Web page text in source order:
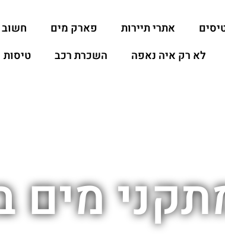
אתרי תיירות פארק מים
לא רק איה נאפה
השכרת רכב טיסות
מים